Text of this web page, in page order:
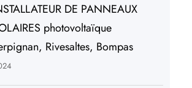
DE PANNEAUX
photovoltaïque
Rivesaltes, Bompas